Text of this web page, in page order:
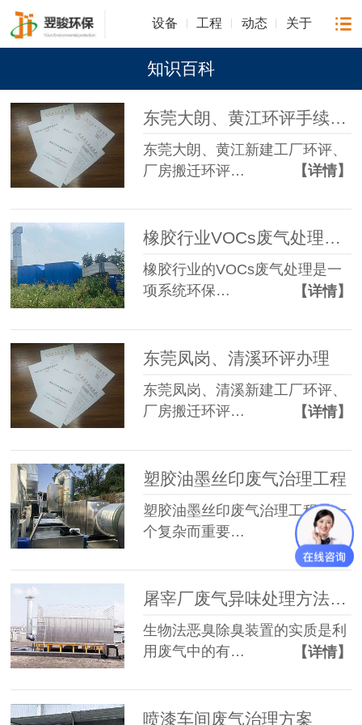
设备 工程 动态 关于
知识百科
东莞大朗、黄江环评手续代办
东莞大朗、黄江新建工厂环评、
厂房搬迁环评…
【详情】
橡胶行业VOCs废气处理工程（活性炭吸附工艺）
橡胶行业的VOCs废气处理是一
项系统环保…
【详情】
东莞凤岗、清溪环评办理
东莞凤岗、清溪新建工厂环评、
厂房搬迁环评…
【详情】
塑胶油墨丝印废气治理工程
塑胶油墨丝印废气治理工程是一
个复杂而重要…
【详情】
屠宰厂废气异味处理方法有哪些
生物法恶臭除臭装置的实质是利
用废气中的有…
【详情】
喷漆车间废气治理方案